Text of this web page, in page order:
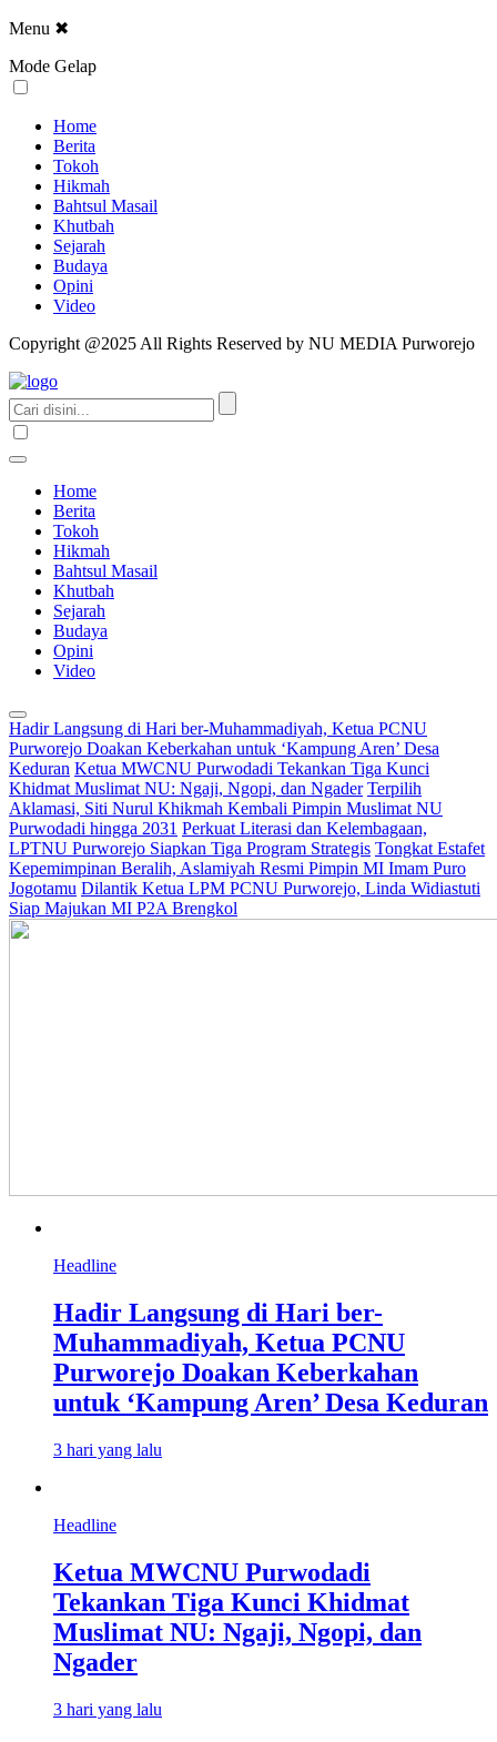
Menu ✖
Mode Gelap
Home
Berita
Tokoh
Hikmah
Bahtsul Masail
Khutbah
Sejarah
Budaya
Opini
Video
Copyright @2025 All Rights Reserved by NU MEDIA Purworejo
Home
Berita
Tokoh
Hikmah
Bahtsul Masail
Khutbah
Sejarah
Budaya
Opini
Video
Hadir Langsung di Hari ber-Muhammadiyah, Ketua PCNU
Purworejo Doakan Keberkahan untuk ‘Kampung Aren’ Desa
Keduran Ketua MWCNU Purwodadi Tekankan Tiga Kunci
Khidmat Muslimat NU: Ngaji, Ngopi, dan Ngader Terpilih
Aklamasi, Siti Nurul Khikmah Kembali Pimpin Muslimat NU
Purwodadi hingga 2031 Perkuat Literasi dan Kelembagaan,
LPTNU Purworejo Siapkan Tiga Program Strategis Tongkat Estafet
Kepemimpinan Beralih, Aslamiyah Resmi Pimpin MI Imam Puro
Jogotamu Dilantik Ketua LPM PCNU Purworejo, Linda Widiastuti
Siap Majukan MI P2A Brengkol
Headline
Hadir Langsung di Hari ber-
Muhammadiyah, Ketua PCNU
Purworejo Doakan Keberkahan
untuk ‘Kampung Aren’ Desa Keduran
3 hari yang lalu
Headline
Ketua MWCNU Purwodadi
Tekankan Tiga Kunci Khidmat
Muslimat NU: Ngaji, Ngopi, dan
Ngader
3 hari yang lalu